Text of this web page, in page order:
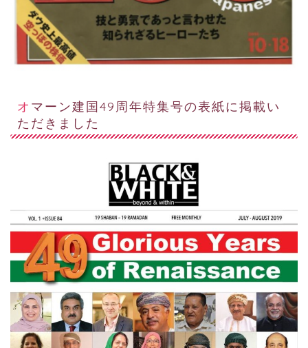
オマーン建国49周年特集号の表紙に掲載い
ただきました